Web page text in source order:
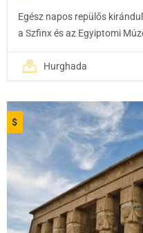
Egész napos repülős
a Szfinx és az Egyiptomi
Hurghada
$